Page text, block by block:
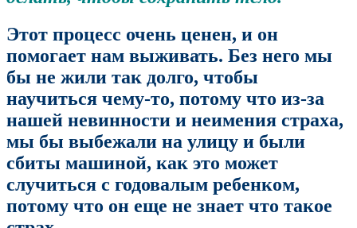
Этот процесс очень ценен, и он
помогает нам выживать. Без него мы
бы не жили так долго, чтобы
научиться чему-то, потому что из-за
нашей невинности и неимения страха,
мы бы выбежали на улицу и были
сбиты машиной, как это может
случиться с годовалым ребенком,
потому что он еще не знает что такое